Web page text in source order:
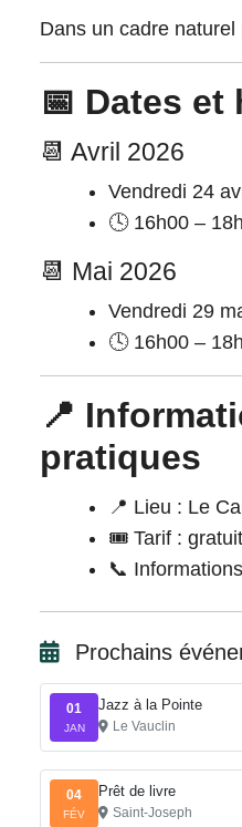
Dans un cadre
📅 Dates
📆 Avril 2026
Vendredi 24
🕓 16h00 –
📆 Mai 2026
Vendredi 29
🕓 16h00 –
📍 Informations
pratiques
📍 Lieu : Le
🎟️ Tarif : gratuit
📞
Prochains
01
JAN
Jazz à la Pointe
Le Vauclin
04
FÉV
Prêt de livre
Saint-Joseph